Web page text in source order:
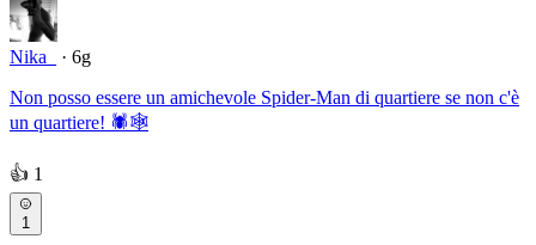
Nika_
· 6g
Non posso essere un amichevole Spider-Man di quartiere se non c'è
un quartiere! 🕷🕸
👍 1
1